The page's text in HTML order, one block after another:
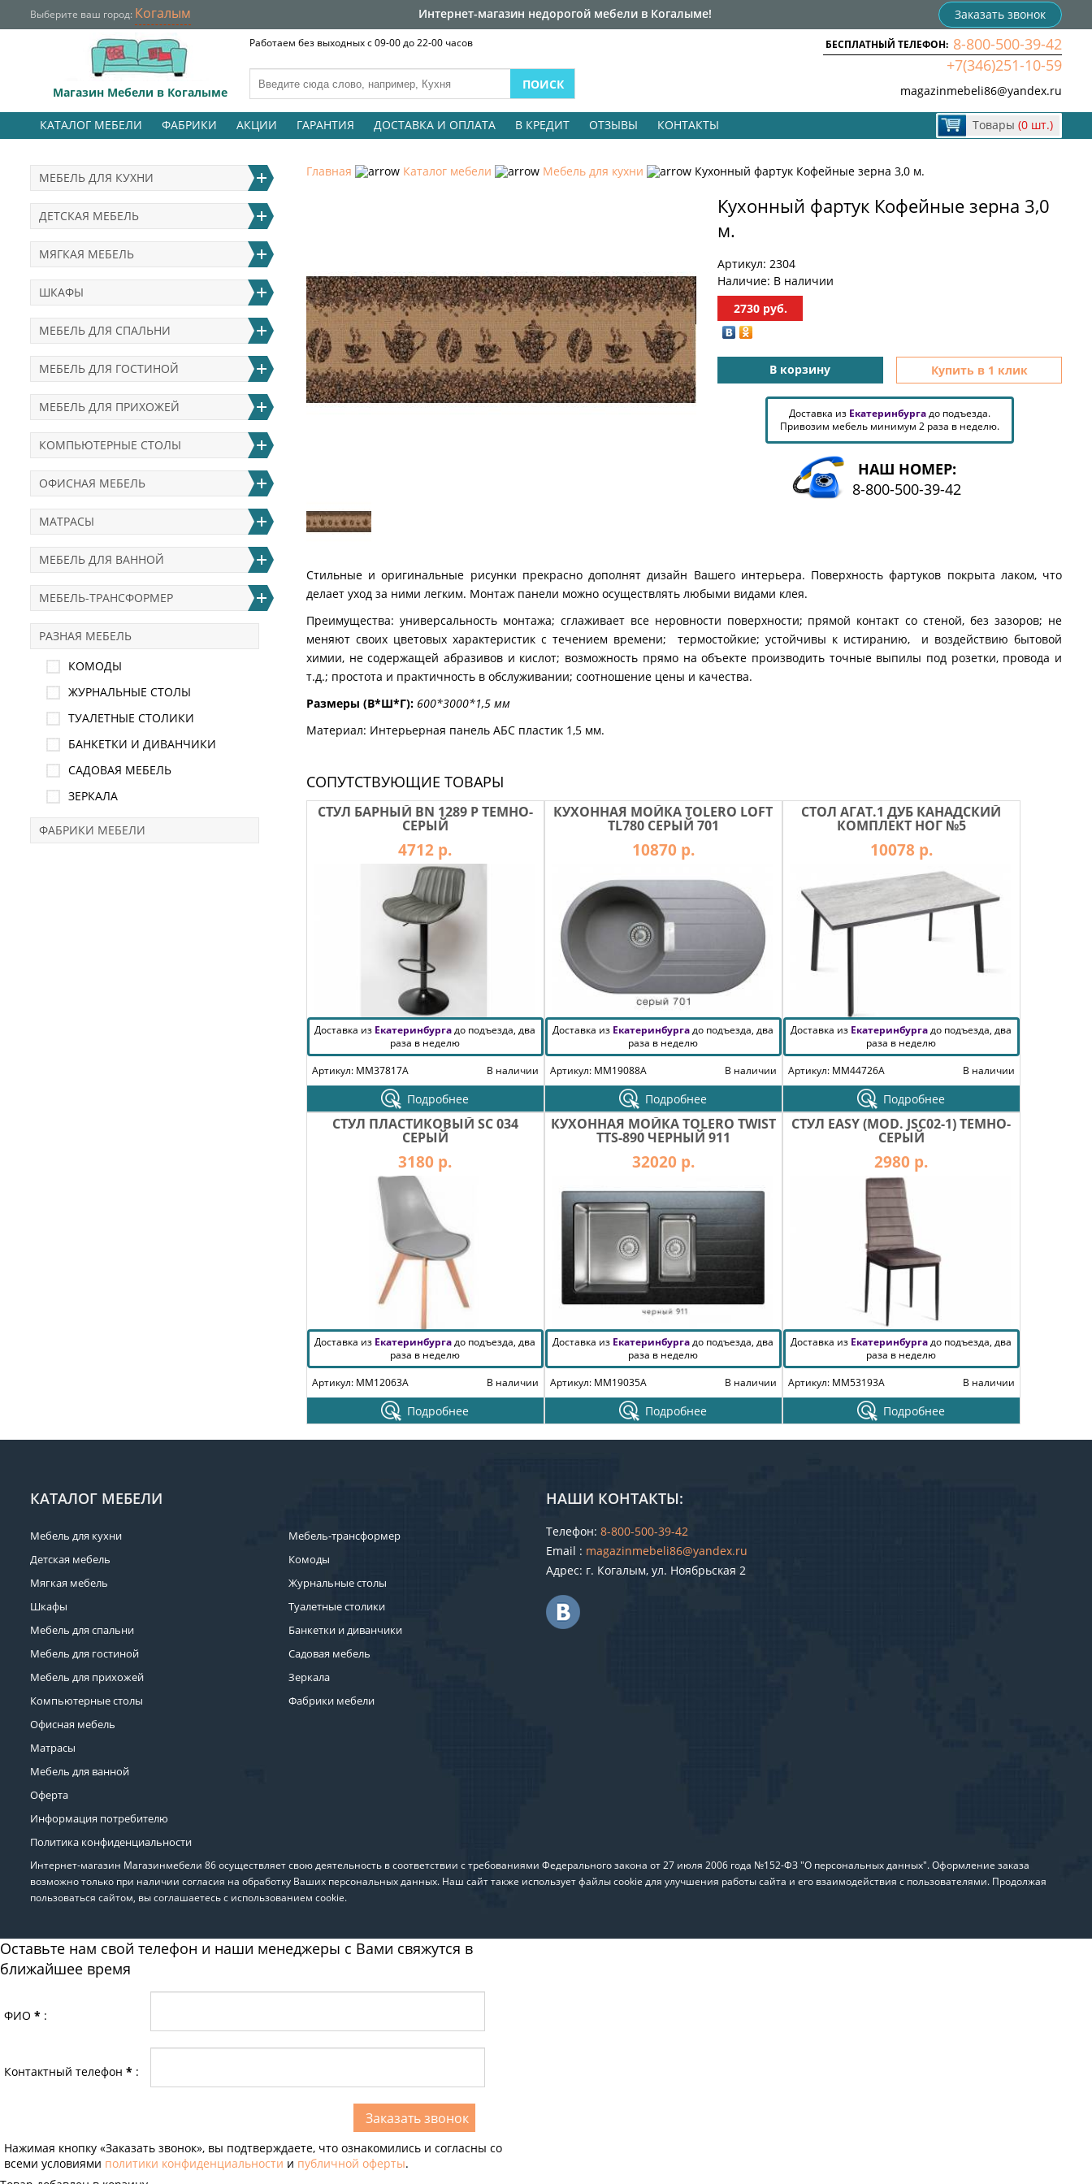
Выберите ваш город: Когалым Интернет-магазин недорогой мебели в Когалыме! Заказать звонок
Магазин Мебели в Когалыме
БЕСПЛАТНЫЙ ТЕЛЕФОН: 8-800-500-39-42
+7(346)251-10-59
magazinmebeli86@yandex.ru
Работаем без выходных с 09-00 до 22-00 часов
КАТАЛОГ МЕБЕЛИ ФАБРИКИ АКЦИИ ГАРАНТИЯ ДОСТАВКА И ОПЛАТА В КРЕДИТ ОТЗЫВЫ КОНТАКТЫ Товары (0 шт.)
Главная Каталог мебели Мебель для кухни Кухонный фартук Кофейные зерна 3,0 м.
Кухонный фартук Кофейные зерна 3,0
м.
Артикул: 2304
Наличие: В наличии
2730руб.
В корзину Купить в 1 клик
Доставка из Екатеринбургадо подъезда.
Привозим мебель минимум 2 раза в неделю.
НАШ НОМЕР:
8-800-500-39-42
Стильные и оригинальные рисунки прекрасно дополнят дизайн Вашего интерьера. Поверхность фартуков покрыта лаком, что
делает уход за ними легким. Монтаж панели можно осуществлять любыми видами клея.
Преимущества: универсальность монтажа; сглаживает все неровности поверхности; прямой контакт со стеной, без зазоров; не
меняют своих цветовых характеристик с течением времени; термостойкие; устойчивы к истиранию, и воздействию бытовой
химии, не содержащей абразивов и кислот; возможность прямо на объекте производить точные выпилы под розетки, провода и
т.д.; простота и практичность в обслуживании; соотношение цены и качества.
Размеры (В*Ш*Г): 600*3000*1,5 мм
Материал: Интерьерная панель АБС пластик 1,5 мм.
СОПУТСТВУЮЩИЕ ТОВАРЫ
СТУЛ БАРНЫЙ BN 1289 P ТЕМНО-
СЕРЫЙ
4712 р.
Доставка из Екатеринбургадо подъезда, два
раза в неделю
Артикул: MM37817A
В наличии
Подробнее
КУХОННАЯ МОЙКА TOLERO LOFT
TL780 СЕРЫЙ 701
10870 р.
Доставка из Екатеринбургадо подъезда, два
раза в неделю
Артикул: MM19088A
В наличии
Подробнее
СТОЛ АГАТ.1 ДУБ КАНАДСКИЙ
КОМПЛЕКТ НОГ №5
10078 р.
Доставка из Екатеринбургадо подъезда, два
раза в неделю
Артикул: MM44726A
В наличии
Подробнее
СТУЛ ПЛАСТИКОВЫЙ SC 034
СЕРЫЙ
3180 р.
Доставка из Екатеринбургадо подъезда, два
раза в неделю
Артикул: MM12063A
В наличии
Подробнее
КУХОННАЯ МОЙКА TOLERO TWIST
TTS-890 ЧЕРНЫЙ 911
32020 р.
Доставка из Екатеринбургадо подъезда, два
раза в неделю
Артикул: MM19035A
В наличии
Подробнее
СТУЛ EASY (MOD. JSC02-1) ТЕМНО-
СЕРЫЙ
2980 р.
Доставка из Екатеринбургадо подъезда, два
раза в неделю
Артикул: MM53193A
В наличии
Подробнее
МЕБЕЛЬ ДЛЯ КУХНИ
ДЕТСКАЯ МЕБЕЛЬ
МЯГКАЯ МЕБЕЛЬ
ШКАФЫ
МЕБЕЛЬ ДЛЯ СПАЛЬНИ
МЕБЕЛЬ ДЛЯ ГОСТИНОЙ
МЕБЕЛЬ ДЛЯ ПРИХОЖЕЙ
КОМПЬЮТЕРНЫЕ СТОЛЫ
ОФИСНАЯ МЕБЕЛЬ
МАТРАСЫ
МЕБЕЛЬ ДЛЯ ВАННОЙ
МЕБЕЛЬ-ТРАНСФОРМЕР
РАЗНАЯ МЕБЕЛЬ
КОМОДЫ
ЖУРНАЛЬНЫЕ СТОЛЫ
ТУАЛЕТНЫЕ СТОЛИКИ
БАНКЕТКИ И ДИВАНЧИКИ
САДОВАЯ МЕБЕЛЬ
ЗЕРКАЛА
ФАБРИКИ МЕБЕЛИ
КАТАЛОГ МЕБЕЛИ
Мебель для кухни
Детская мебель
Мягкая мебель
Шкафы
Мебель для спальни
Мебель для гостиной
Мебель для прихожей
Компьютерные столы
Офисная мебель
Матрасы
Мебель для ванной
Оферта
Информация потребителю
Политика конфиденциальности
Мебель-трансформер
Комоды
Журнальные столы
Туалетные столики
Банкетки и диванчики
Садовая мебель
Зеркала
Фабрики мебели
НАШИ КОНТАКТЫ:
Телефон: 8-800-500-39-42
Email : magazinmebeli86@yandex.ru
Адрес: г. Когалым, ул. Ноябрьская 2
Интернет-магазин Магазинмебели 86 осуществляет свою деятельность в соответствии с требованиями Федерального закона от 27 июля 2006 года №152-ФЗ "О персональных данных". Оформление заказа
возможно только при наличии согласия на обработку Ваших персональных данных. Наш сайт также использует файлы cookie для улучшения работы сайта и его взаимодействия с пользователями. Продолжая
пользоваться сайтом, вы соглашаетесь с использованием cookie.
Оставьте нам свой телефон и наши менеджеры с Вами свяжутся в
ближайшее время
ФИО * :
Контактный телефон * :
Нажимая кнопку «Заказать звонок», вы подтверждаете, что ознакомились и согласны со
всеми условиями политики конфиденциальности и публичной оферты.